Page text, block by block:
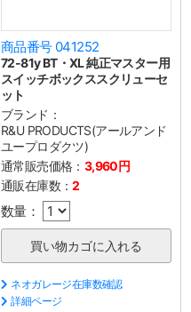
商品番号 041252
72-81y BT・XL 純正マスター用
スイッチボックススクリューセ
ット
ブランド：
R&U PRODUCTS(アールアンド
ユープロダクツ)
通常販売価格： 3,960円
通販在庫数：2
数量：
ネオガレージ在庫数確認
詳細ページ